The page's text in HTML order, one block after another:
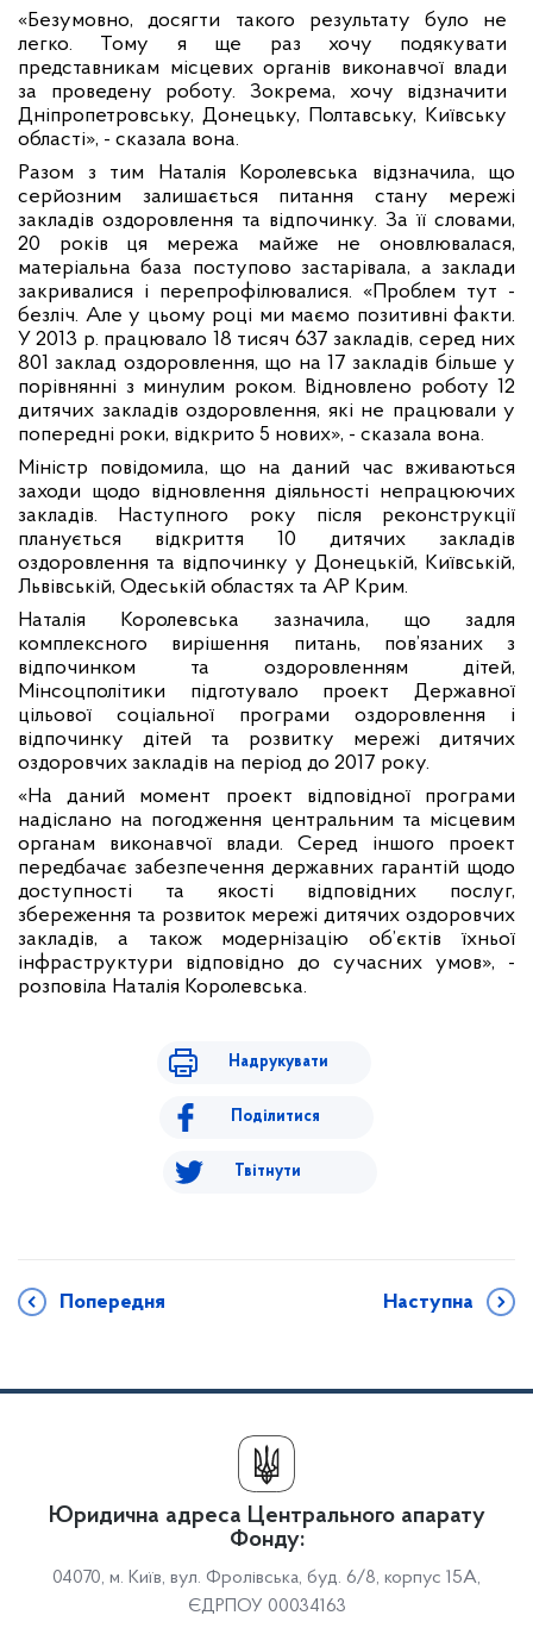
«Безумовно, досягти такого результату було не
легко. Тому я ще раз хочу подякувати
представникам місцевих органів виконавчої влади
за проведену роботу. Зокрема, хочу відзначити
Дніпропетровську, Донецьку, Полтавську, Київську
області», - сказала вона.
Разом з тим Наталія Королевська відзначила, що
серйозним залишається питання стану мережі
закладів оздоровлення та відпочинку. За її словами,
20 років ця мережа майже не оновлювалася,
матеріальна база поступово застарівала, а заклади
закривалися і перепрофілювалися. «Проблем тут -
безліч. Але у цьому році ми маємо позитивні факти.
У 2013 р. працювало 18 тисяч 637 закладів, серед них
801 заклад оздоровлення, що на 17 закладів більше у
порівнянні з минулим роком. Відновлено роботу 12
дитячих закладів оздоровлення, які не працювали у
попередні роки, відкрито 5 нових», - сказала вона.
Міністр повідомила, що на даний час вживаються
заходи щодо відновлення діяльності непрацюючих
закладів. Наступного року після реконструкції
планується відкриття 10 дитячих закладів
оздоровлення та відпочинку у Донецькій, Київській,
Львівській, Одеській областях та АР Крим.
Наталія Королевська зазначила, що задля
комплексного вирішення питань, пов’язаних з
відпочинком та оздоровленням дітей,
Мінсоцполітики підготувало проект Державної
цільової соціальної програми оздоровлення і
відпочинку дітей та розвитку мережі дитячих
оздоровчих закладів на період до 2017 року.
«На даний момент проект відповідної програми
надіслано на погодження центральним та місцевим
органам виконавчої влади. Серед іншого проект
передбачає забезпечення державних гарантій щодо
доступності та якості відповідних послуг,
збереження та розвиток мережі дитячих оздоровчих
закладів, а також модернізацію об’єктів їхньої
інфраструктури відповідно до сучасних умов», -
розповіла Наталія Королевська.
Надрукувати
Поділитися
Твітнути
Попередня Наступна
Юридична адреса Центрального апарату
Фонду:
04070, м. Київ, вул. Фролівська, буд. 6/8, корпус 15А,
ЄДРПОУ 00034163